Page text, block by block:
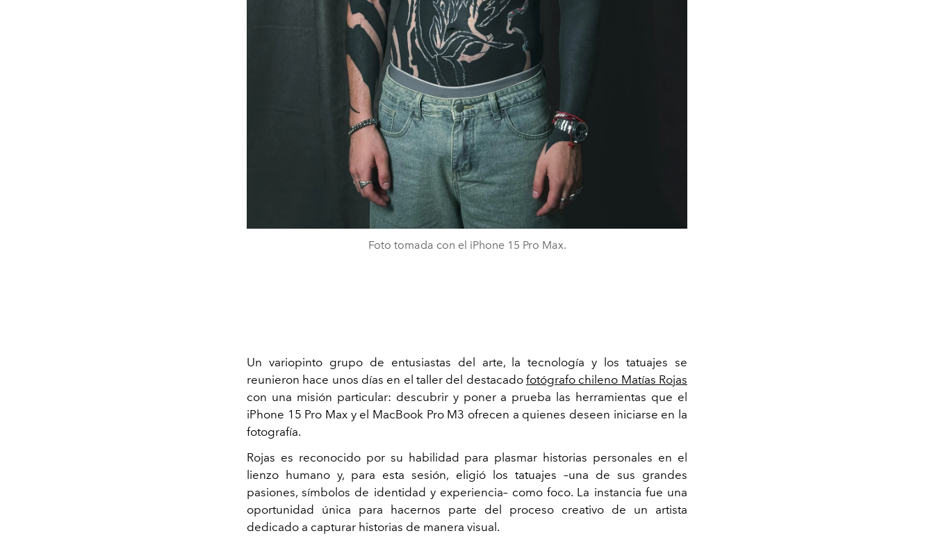
Foto tomada con el iPhone 15 Pro Max.
Un variopinto grupo de entusiastas del arte, la tecnología y los tatuajes se
reunieron hace unos días en el taller del destacado fotógrafo chileno Matías Rojas
con una misión particular: descubrir y poner a prueba las herramientas que el
iPhone 15 Pro Max y el MacBook Pro M3 ofrecen a quienes deseen iniciarse en la
fotografía.
Rojas es reconocido por su habilidad para plasmar historias personales en el
lienzo humano y, para esta sesión, eligió los tatuajes –una de sus grandes
pasiones, símbolos de identidad y experiencia– como foco. La instancia fue una
oportunidad única para hacernos parte del proceso creativo de un artista
dedicado a capturar historias de manera visual.